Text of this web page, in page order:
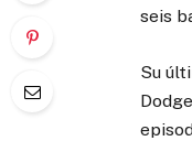
seis
Su